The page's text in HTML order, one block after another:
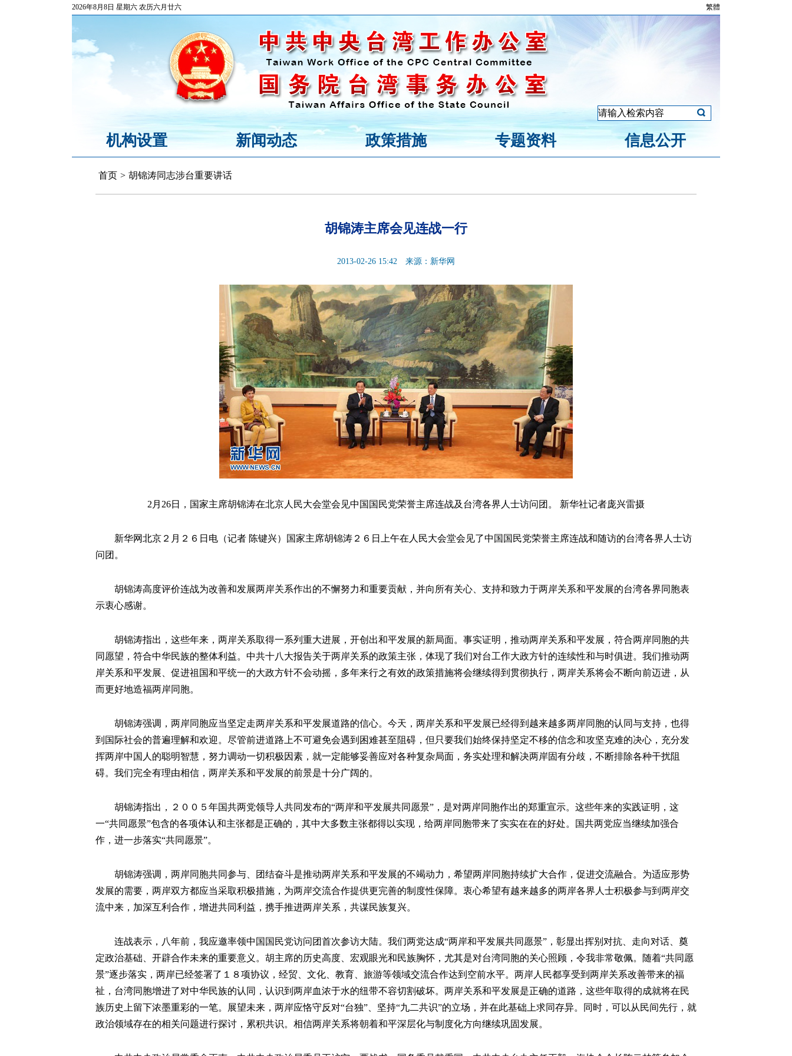
2026年8月8日 星期六 农历六月廿六 繁體
机构设置 新闻动态 政策措施 专题资料 信息公开
首页 > 胡锦涛同志涉台重要讲话
胡锦涛主席会见连战一行
2013-02-26 15:42 来源：新华网
2月26日，国家主席胡锦涛在北京人民大会堂会见中国国民党荣誉主席连战及台湾各界人士访问团。 新华社记者庞兴雷摄
新华网北京２月２６日电（记者 陈键兴）国家主席胡锦涛２６日上午在人民大会堂会见了中国国民党荣誉主席连战和随访的台湾各界人士访
问团。
胡锦涛高度评价连战为改善和发展两岸关系作出的不懈努力和重要贡献，并向所有关心、支持和致力于两岸关系和平发展的台湾各界同胞表
示衷心感谢。
胡锦涛指出，这些年来，两岸关系取得一系列重大进展，开创出和平发展的新局面。事实证明，推动两岸关系和平发展，符合两岸同胞的共
同愿望，符合中华民族的整体利益。中共十八大报告关于两岸关系的政策主张，体现了我们对台工作大政方针的连续性和与时俱进。我们推动两
岸关系和平发展、促进祖国和平统一的大政方针不会动摇，多年来行之有效的政策措施将会继续得到贯彻执行，两岸关系将会不断向前迈进，从
而更好地造福两岸同胞。
胡锦涛强调，两岸同胞应当坚定走两岸关系和平发展道路的信心。今天，两岸关系和平发展已经得到越来越多两岸同胞的认同与支持，也得
到国际社会的普遍理解和欢迎。尽管前进道路上不可避免会遇到困难甚至阻碍，但只要我们始终保持坚定不移的信念和攻坚克难的决心，充分发
挥两岸中国人的聪明智慧，努力调动一切积极因素，就一定能够妥善应对各种复杂局面，务实处理和解决两岸固有分歧，不断排除各种干扰阻
碍。我们完全有理由相信，两岸关系和平发展的前景是十分广阔的。
胡锦涛指出，２００５年国共两党领导人共同发布的“两岸和平发展共同愿景”，是对两岸同胞作出的郑重宣示。这些年来的实践证明，这
一“共同愿景”包含的各项体认和主张都是正确的，其中大多数主张都得以实现，给两岸同胞带来了实实在在的好处。国共两党应当继续加强合
作，进一步落实“共同愿景”。
胡锦涛强调，两岸同胞共同参与、团结奋斗是推动两岸关系和平发展的不竭动力，希望两岸同胞持续扩大合作，促进交流融合。为适应形势
发展的需要，两岸双方都应当采取积极措施，为两岸交流合作提供更完善的制度性保障。衷心希望有越来越多的两岸各界人士积极参与到两岸交
流中来，加深互利合作，增进共同利益，携手推进两岸关系，共谋民族复兴。
连战表示，八年前，我应邀率领中国国民党访问团首次参访大陆。我们两党达成“两岸和平发展共同愿景”，彰显出挥别对抗、走向对话、奠
定政治基础、开辟合作未来的重要意义。胡主席的历史高度、宏观眼光和民族胸怀，尤其是对台湾同胞的关心照顾，令我非常敬佩。随着“共同愿
景”逐步落实，两岸已经签署了１８项协议，经贸、文化、教育、旅游等领域交流合作达到空前水平。两岸人民都享受到两岸关系改善带来的福
祉，台湾同胞增进了对中华民族的认同，认识到两岸血浓于水的纽带不容切割破坏。两岸关系和平发展是正确的道路，这些年取得的成就将在民
族历史上留下浓墨重彩的一笔。展望未来，两岸应恪守反对“台独”、坚持“九二共识”的立场，并在此基础上求同存异。同时，可以从民间先行，就
政治领域存在的相关问题进行探讨，累积共识。相信两岸关系将朝着和平深层化与制度化方向继续巩固发展。